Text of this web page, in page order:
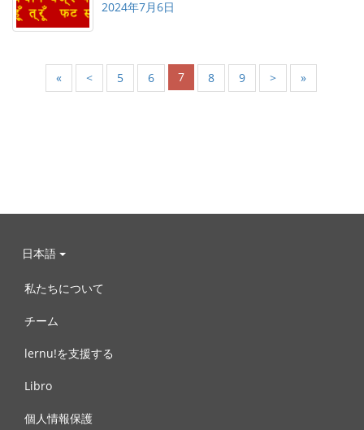
2024年7月6日
« < 5 6 7 8 9 > »
日本語
私たちについて
チーム
lernu!を支援する
Libro
個人情報保護